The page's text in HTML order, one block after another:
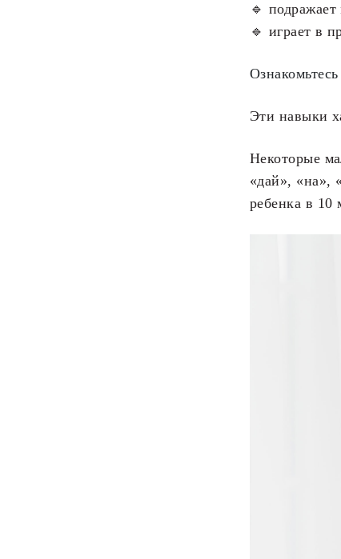
🔹
🔹 играет в
Эти навыки
Некоторые
«дай», «на»,
ребенка в 10